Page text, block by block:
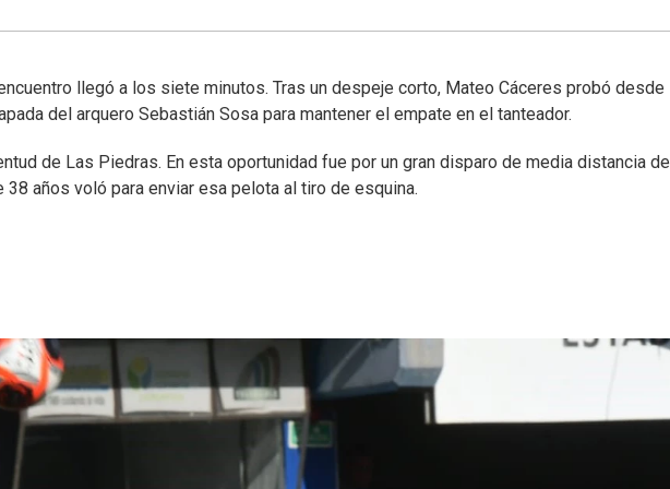
llegó a los siete minutos. Tras un despeje corto, Mateo Cáceres probó desde
del arquero Sebastián Sosa para mantener el empate en el tanteador.
de Las Piedras. En esta oportunidad fue por un gran disparo de media distancia de
años voló para enviar esa pelota al tiro de esquina.